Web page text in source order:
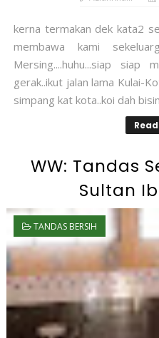
kerna termakan dek kata2
membawa kami
Mersing....huhu...siap
gerak..ikut jalan lama Kulai-
simpang kat kota..koi dah
WW: Tandas
Sultan
TANDAS BERSIH